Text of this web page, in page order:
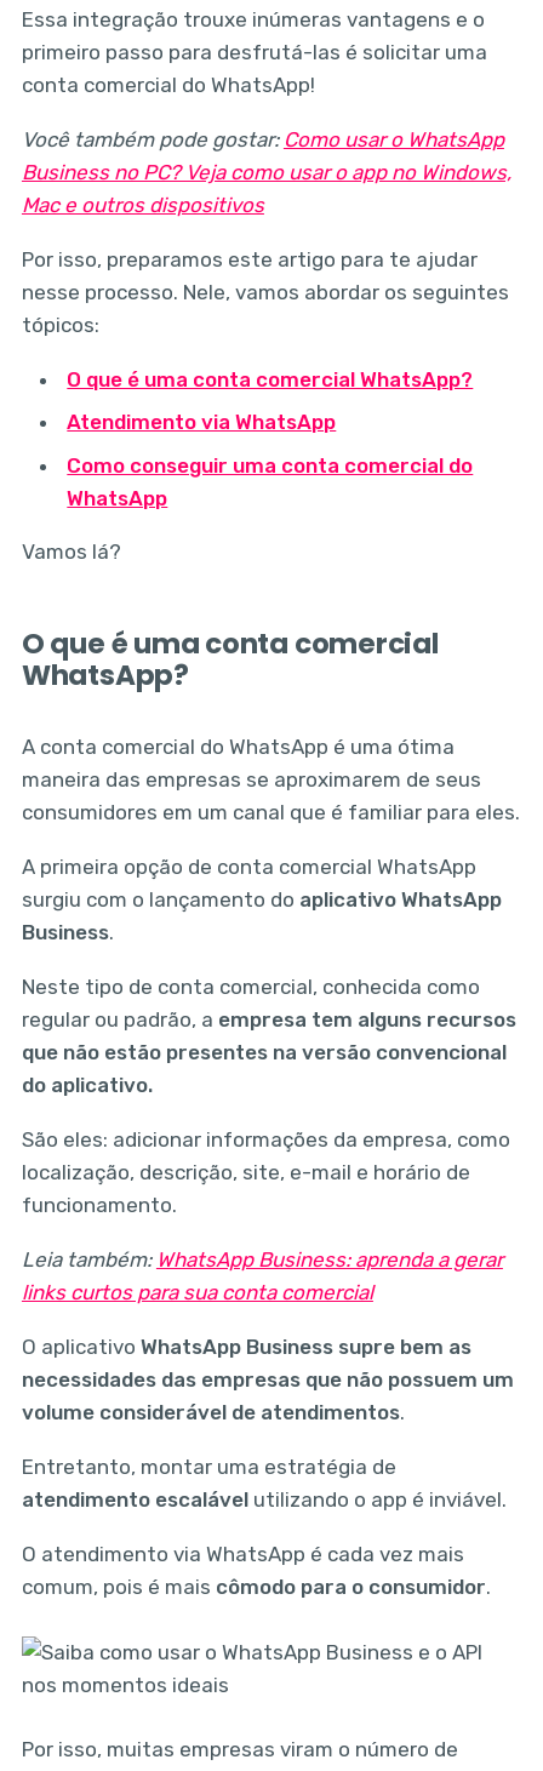
Essa integração trouxe inúmeras vantagens e o
primeiro passo para desfrutá-las é solicitar uma
conta comercial do WhatsApp!
Você também pode gostar: Como usar o WhatsApp
Business no PC? Veja como usar o app no Windows,
Mac e outros dispositivos
Por isso, preparamos este artigo para te ajudar
nesse processo. Nele, vamos abordar os seguintes
tópicos:
O que é uma conta comercial WhatsApp?
Atendimento via WhatsApp
Como conseguir uma conta comercial do
WhatsApp
Vamos lá?
O que é uma conta comercial
WhatsApp?
A conta comercial do WhatsApp é uma ótima
maneira das empresas se aproximarem de seus
consumidores em um canal que é familiar para eles.
A primeira opção de conta comercial WhatsApp
surgiu com o lançamento do aplicativo WhatsApp
Business.
Neste tipo de conta comercial, conhecida como
regular ou padrão, a empresa tem alguns recursos
que não estão presentes na versão convencional
do aplicativo.
São eles: adicionar informações da empresa, como
localização, descrição, site, e-mail e horário de
funcionamento.
Leia também: WhatsApp Business: aprenda a gerar
links curtos para sua conta comercial
O aplicativo WhatsApp Business supre bem as
necessidades das empresas que não possuem um
volume considerável de atendimentos.
Entretanto, montar uma estratégia de
atendimento escalávelutilizando o app é inviável.
O atendimento via WhatsApp é cada vez mais
comum, pois é mais cômodo para o consumidor.
Por isso, muitas empresas viram o número de